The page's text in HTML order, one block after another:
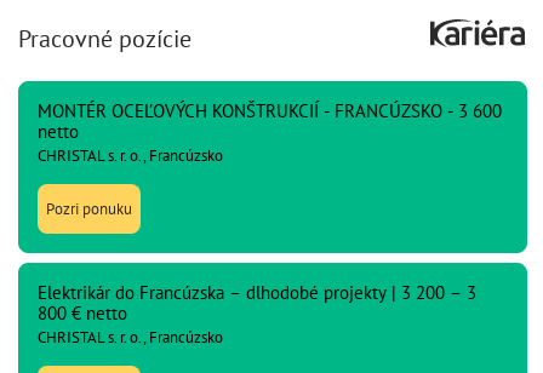
Pracovné pozície
MONTÉR OCEĽOVÝCH KONŠTRUKCIÍ - FRANCÚZSKO - 3 600
netto
CHRISTAL s. r. o., Francúzsko
Pozri ponuku
Elektrikár do Francúzska – dlhodobé projekty | 3 200 – 3
800 € netto
CHRISTAL s. r. o., Francúzsko